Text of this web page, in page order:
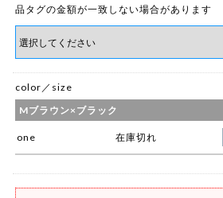
品タグの金額が一致しない場合があります
color／size
Mブラウン×ブラック
one 在庫切れ